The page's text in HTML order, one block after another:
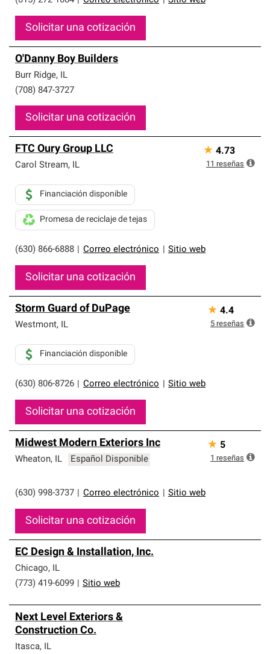
Solicitar una cotización
O'Danny Boy Builders
Burr Ridge, IL
(708) 847-3727
Solicitar una cotización
FTC Oury Group LLC
Carol Stream, IL
(630) 866-6888 Correo electrónico Sitio web
Financiación disponible
Promesa de reciclaje de tejas
Solicitar una cotización
★ 4.73
11 reseñas
Storm Guard of DuPage
Westmont, IL
(630) 806-8726 Correo electrónico Sitio web
Financiación disponible
Solicitar una cotización
★ 4.4
5 reseñas
Midwest Modern Exteriors Inc
Wheaton, IL Español Disponible
(630) 998-3737 Correo electrónico Sitio web
Solicitar una cotización
★ 5
1 reseñas
EC Design & Installation, Inc.
Chicago, IL
(773) 419-6099
Sitio web
Next Level Exteriors &
Construction Co.
Itasca, IL